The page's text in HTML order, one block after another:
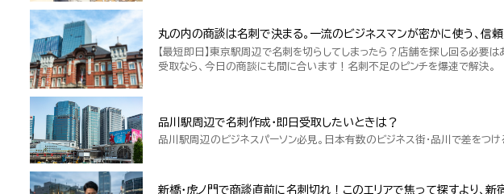
丸の内の商談は名刺で決まる。一流のビジネスマンが密かに使う、信
【最短即日】東京駅周辺で名刺を切らしてしまったら？店舗を探し回る必要
受取なら、今日の商談にも間に合います！名刺不足のピンチを爆速で解決。
品川駅周辺で名刺作成・即日受取したいときは？
品川駅周辺のビジネスパーソン必見。日本有数のビジネス街・品川で差をつ
新橋・虎ノ門で商談直前に名刺切れ！このエリアで焦って探すより、